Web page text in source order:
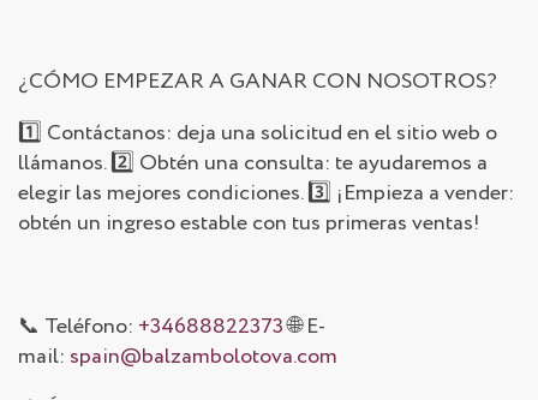
¿CÓMO EMPEZAR A GANAR CON NOSOTROS?
1️⃣ Contáctanos: deja una solicitud en el sitio web o
llámanos. 2️⃣ Obtén una consulta: te ayudaremos a
elegir las mejores condiciones. 3️⃣ ¡Empieza a vender:
obtén un ingreso estable con tus primeras ventas!
📞 Teléfono: +34688822373🌐 E-
mail: spain@balzambolotova.com